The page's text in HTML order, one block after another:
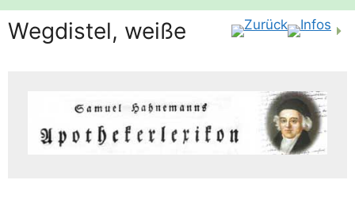
Wegdistel, weiße